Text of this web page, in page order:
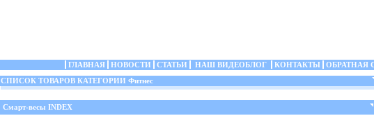
ГЛАВНАЯ НОВОСТИ СТАТЬИ НАШ ВИДЕОБЛОГ КОНТАКТЫ ОБРАТНАЯ
СПИСОК ТОВАРОВ КАТЕГОРИИ Фитнес
Смарт-весы INDEX